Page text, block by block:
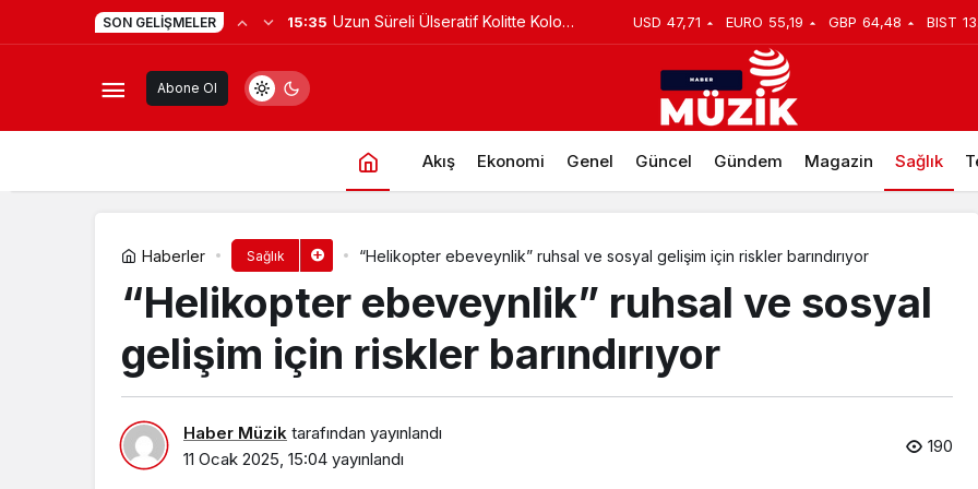
SON GELIŞMELER 15:35 Uzun Süreli Ülseratif Kolitte Kolon USD 47,71 EURO 55,19 GBP 64,48 BIST
Abone Ol
Akış Ekonomi Genel Güncel Gündem Magazin Sağlık
Haberler Sağlık “Helikopter ebeveynlik” ruhsal ve sosyal gelişim için riskler barındırıyor
“Helikopter ebeveynlik” ruhsal ve sosyal
gelişim için riskler barındırıyor
Haber Müzik tarafından yayınlandı
11 Ocak 2025, 15:04 yayınlandı
190
Vegan bireylerde depresyon riski artıyor! En büyük nedeni de aile ve çevre baskısı…